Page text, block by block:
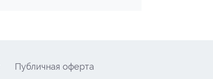
Публичная оферта